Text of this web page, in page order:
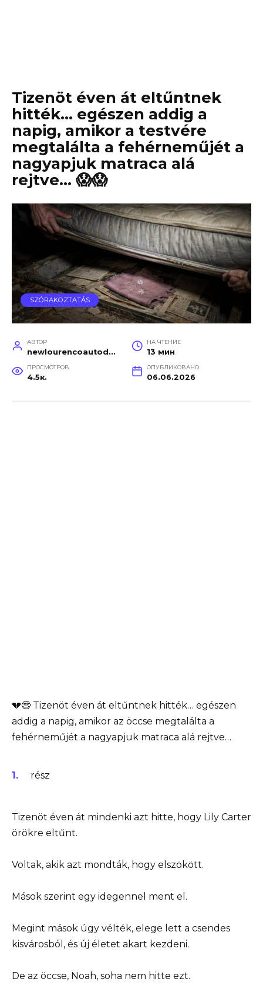
Tizenöt éven át eltűntnek
hitték… egészen addig a
napig, amikor a testvére
megtalálta a fehérneműjét a
nagyapjuk matraca alá
rejtve… 😱😱
SZÓRAKOZTATÁS
АВТОР
newlourencoautodetail
НА ЧТЕНИЕ
13 мин
ПРОСМОТРОВ
4.5к.
ОПУБЛИКОВАНО
06.06.2026
💔😨 Tizenöt éven át eltűntnek hitték… egészen
addig a napig, amikor az öccse megtalálta a
fehérneműjét a nagyapjuk matraca alá rejtve…
rész
Tizenöt éven át mindenki azt hitte, hogy Lily Carter
örökre eltűnt.
Voltak, akik azt mondták, hogy elszökött.
Mások szerint egy idegennel ment el.
Megint mások úgy vélték, elege lett a csendes
kisvárosból, és új életet akart kezdeni.
De az öccse, Noah, soha nem hitte ezt.